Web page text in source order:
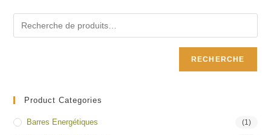
RECHERCHE
Product Categories
Barres Energétiques (1)